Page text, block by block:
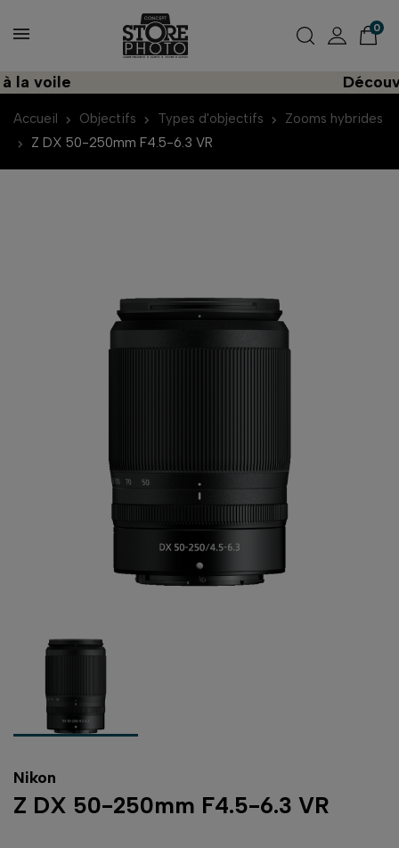
0
Accueil Objectifs Types d'objectifs
Zooms hybrides
Z DX 50-250mm F4.5-6.3 VR
Nikon
Z DX 50-250mm F4.5-6.3 VR